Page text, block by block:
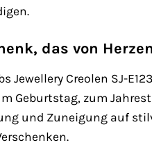
das von
Jewellery Creolen SJ-
Geburtstag, zum
und Zuneigung auf